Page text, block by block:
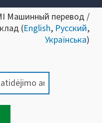
Машинный перевод /
(English, Русский,
Українська)